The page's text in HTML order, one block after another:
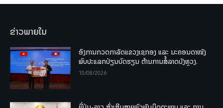
ຂ່າວພາຍໃນ
ອົງການກວດກາລັດແຂວງເຊກອງ ແລະ ນະຄອນດາໜັງ
ພົບປະແລກປ່ຽນບົດຮຽນ ຕ້ານການສໍ້ລາດບັງຫຼວງ.
10/08/2026